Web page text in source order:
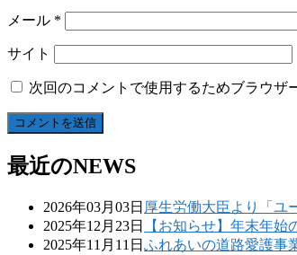
メール *
サイト
次回のコメントで使用するためブラウザ
最近のNEWS
2026年03月03日 厚生労働大臣より「ユ
2025年12月23日
【お知らせ】年末年始
2025年11月11日 ふれあいの道路愛護事